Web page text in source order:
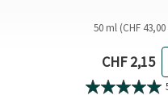
50 ml (CHF
Aktueller
CHF 2,15